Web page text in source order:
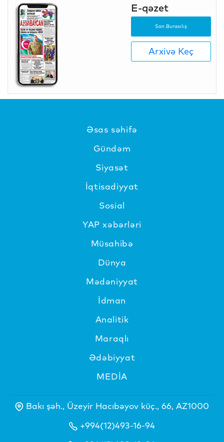
E-qəzet
Son Buraxılış
Arxivə Keç
Əsas səhifə
Gündəm
Siyasət
İqtisadiyyat
Sosial
YAP xəbərləri
Müsahibə
Dünya
Mədəniyyat
İdman
Analitik
Maraqlı
Ədəbiyyat
MEDİA
Bakı şəh., Üzeyir Hacıbəyov küç., 66, AZ1000
+994(12)493-16-94